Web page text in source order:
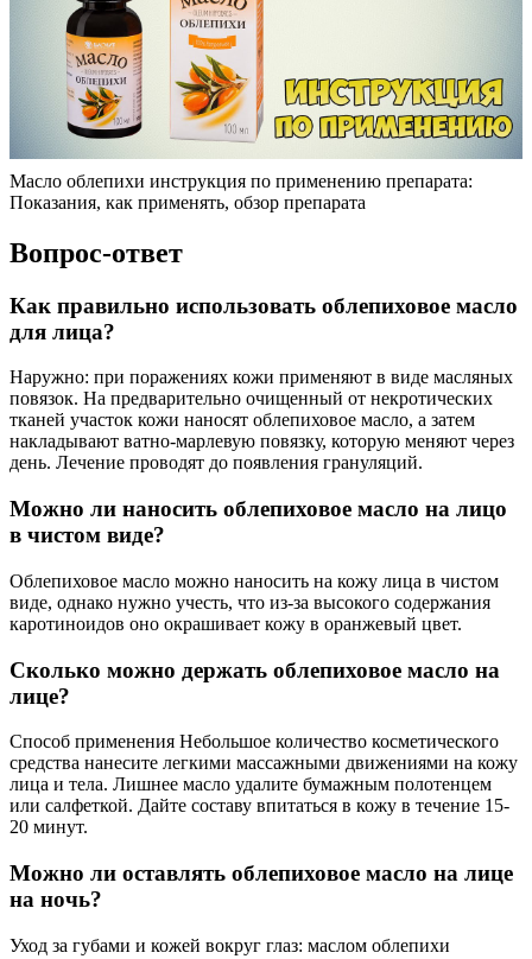
Масло облепихи инструкция по применению препарата:
Показания, как применять, обзор препарата
Вопрос-ответ
Как правильно использовать облепиховое масло
для лица?
Наружно: при поражениях кожи применяют в виде масляных
повязок. На предварительно очищенный от некротических
тканей участок кожи наносят облепиховое масло, а затем
накладывают ватно-марлевую повязку, которую меняют через
день. Лечение проводят до появления грануляций.
Можно ли наносить облепиховое масло на лицо
в чистом виде?
Облепиховое масло можно наносить на кожу лица в чистом
виде, однако нужно учесть, что из-за высокого содержания
каротиноидов оно окрашивает кожу в оранжевый цвет.
Сколько можно держать облепиховое масло на
лице?
Способ применения Небольшое количество косметического
средства нанесите легкими массажными движениями на кожу
лица и тела. Лишнее масло удалите бумажным полотенцем
или салфеткой. Дайте составу впитаться в кожу в течение 15-
20 минут.
Можно ли оставлять облепиховое масло на лице
на ночь?
Уход за губами и кожей вокруг глаз: маслом облепихи